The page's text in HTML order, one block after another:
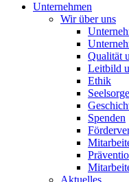
Unternehmen
Wir über uns
Qualität
Leitbild
Ethik
Seelsorge
Spenden
Aktuelles